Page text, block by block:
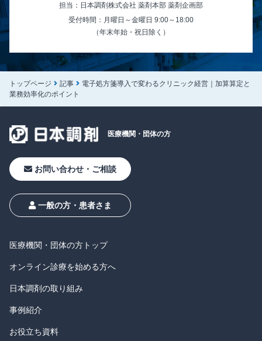
担当：日本調剤株式会社 薬剤本部 薬剤企画部
受付時間：月曜日～金曜日 9:00～18:00
（年末年始・祝日除く）
トップページ 記事
電子処方箋導入で変わるクリニック経営｜加算算定と
業務効率化のポイント
医療機関・ 団体の方
お問い合わせ・ご相談
一般の方・患者さま
医療機関・団体の方トップ
オンライン診療を始める方へ
日本調剤の取り組み
事例紹介
お役立ち資料